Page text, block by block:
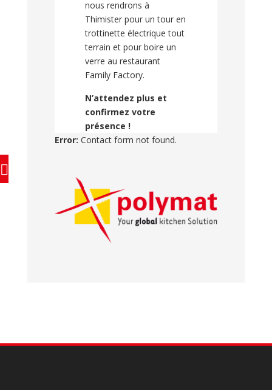
nous rendrons à
Thimister pour un tour en
trottinette électrique tout
terrain et pour boire un
verre au restaurant
Family Factory.
N’attendez plus et
confirmez votre
présence !
Error: Contact form not found.